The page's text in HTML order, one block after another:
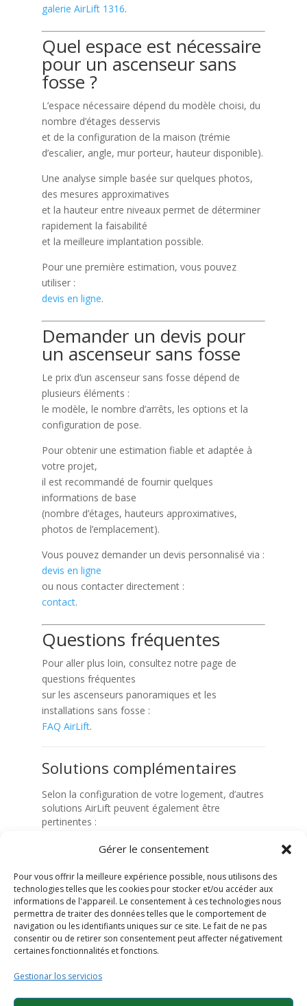
Gérer le consentement
Pour vous offrir la meilleure expérience possible, nous utilisons des
technologies telles que les cookies pour stocker et/ou accéder aux
informations de l'appareil. Le consentement à ces technologies nous
permettra de traiter des données telles que le comportement de
navigation ou les identifiants uniques sur ce site. Le fait de ne pas
consentir ou de retirer son consentement peut affecter négativement
certaines fonctionnalités et fonctions.
Gestionar los servicios
galerie AirLift 1316.
Quel espace est nécessaire
pour un ascenseur sans
fosse ?
L’espace nécessaire dépend du modèle choisi, du
nombre d’étages desservis
et de la configuration de la maison (trémie
d’escalier, angle, mur porteur, hauteur disponible).
Une analyse simple basée sur quelques photos,
des mesures approximatives
et la hauteur entre niveaux permet de déterminer
rapidement la faisabilité
et la meilleure implantation possible.
Pour une première estimation, vous pouvez
utiliser :
devis en ligne.
Demander un devis pour
un ascenseur sans fosse
Le prix d’un ascenseur sans fosse dépend de
plusieurs éléments :
le modèle, le nombre d’arrêts, les options et la
configuration de pose.
Pour obtenir une estimation fiable et adaptée à
votre projet,
il est recommandé de fournir quelques
informations de base
(nombre d’étages, hauteurs approximatives,
photos de l’emplacement).
Vous pouvez demander un devis personnalisé via :
devis en ligne
ou nous contacter directement :
contact.
Questions fréquentes
Pour aller plus loin, consultez notre page de
questions fréquentes
sur les ascenseurs panoramiques et les
installations sans fosse :
FAQ AirLift.
Solutions complémentaires
Selon la configuration de votre logement, d’autres
solutions AirLift peuvent également être
pertinentes :
Ascenseur pour duplex– pensé pour les
Ascenseur pneumatique– technologie basée
sur l’air, moderne et fiable.
Pour revenir à la page principale, consultez notre
FAQ complète.